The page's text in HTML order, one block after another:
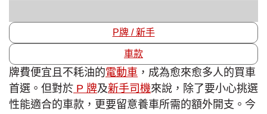
P牌 / 新手
車款
牌費便宜且不耗油的電動車 ，成為愈來愈多人的買車
首選。但對於 P 牌及新手司機來說，除了要小心挑選
性能適合的車款，更要留意養車所需的額外開支。今